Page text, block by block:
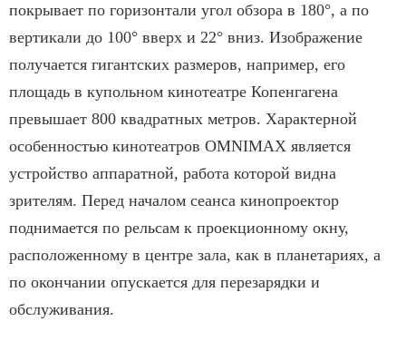
покрывает по горизонтали угол обзора в 180°, а по
вертикали до 100° вверх и 22° вниз. Изображение
получается гигантских размеров, например, его
площадь в купольном кинотеатре Копенгагена
превышает 800 квадратных метров. Характерной
особенностью кинотеатров OMNIMAX является
устройство аппаратной, работа которой видна
зрителям. Перед началом сеанса кинопроектор
поднимается по рельсам к проекционному окну,
расположенному в центре зала, как в планетариях, а
по окончании опускается для перезарядки и
обслуживания.